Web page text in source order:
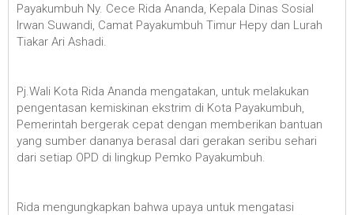
Payakumbuh Ny. Cece Rida Ananda, Kepala Dinas Sosial
Irwan Suwandi, Camat Payakumbuh Timur Hepy dan Lurah
Tiakar Ari Ashadi.
Pj.Wali Kota Rida Ananda mengatakan, untuk melakukan
pengentasan kemiskinan ekstrim di Kota Payakumbuh,
Pemerintah bergerak cepat dengan memberikan bantuan
yang sumber dananya berasal dari gerakan seribu sehari
dari setiap OPD di lingkup Pemko Payakumbuh.
Rida mengungkapkan bahwa upaya untuk mengatasi